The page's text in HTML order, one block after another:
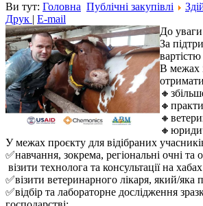
Ви тут: Головна Публічні закупівлі
Друк | E-mail
До
За
В межах
У межах проєкту для відібраних
✅навчання, зокрема, регіональні очні та
візити технолога та консультації на
✅візити ветеринарного лікаря, який/яка
✅відбір та лабораторне дослідження